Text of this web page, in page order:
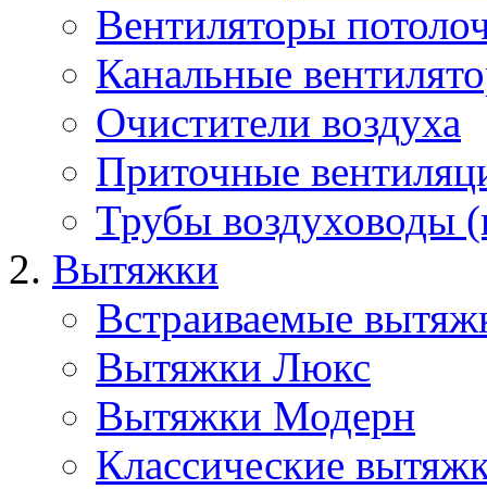
Вентиляторы
Канальные
Очистители воздуха
Приточные
Трубы воздуховоды
Вытяжки
Встраиваемые
Вытяжки Люкс
Вытяжки Модерн
Классические